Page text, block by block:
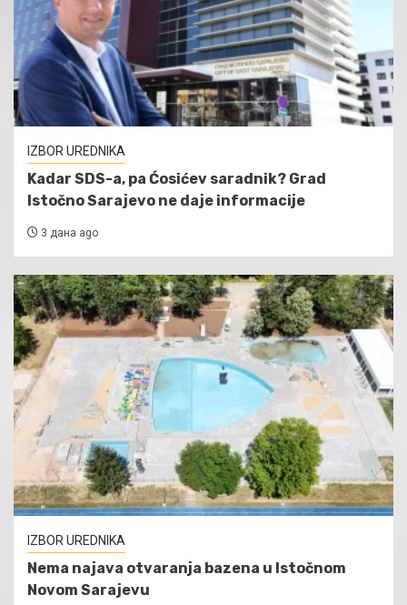
IZBOR UREDNIKA
Kadar SDS-a, pa Ćosićev saradnik? Grad
Istočno Sarajevo ne daje informacije
3 дана ago
IZBOR UREDNIKA
Nema najava otvaranja bazena u Istočnom
Novom Sarajevu